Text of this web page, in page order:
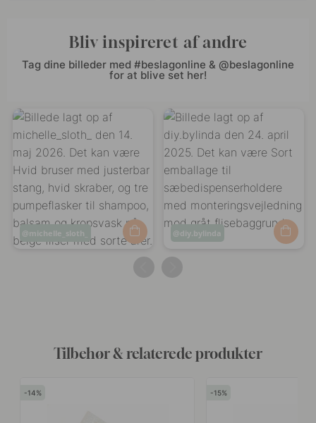
Bliv inspireret af andre
Tag dine billeder med #beslagonline & @beslagonline
for at blive set her!
Opslag
offentliggjort
michelle_sloth_
Opslag
af
diy.bylinda
Tilbehør & relaterede produkter
14 15